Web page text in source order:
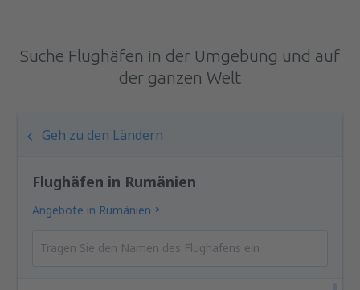
Suche Flughäfen in der Umgebung und auf
der ganzen Welt
Geh zu den Ländern
Flughäfen in Rumänien
Angebote in Rumänien